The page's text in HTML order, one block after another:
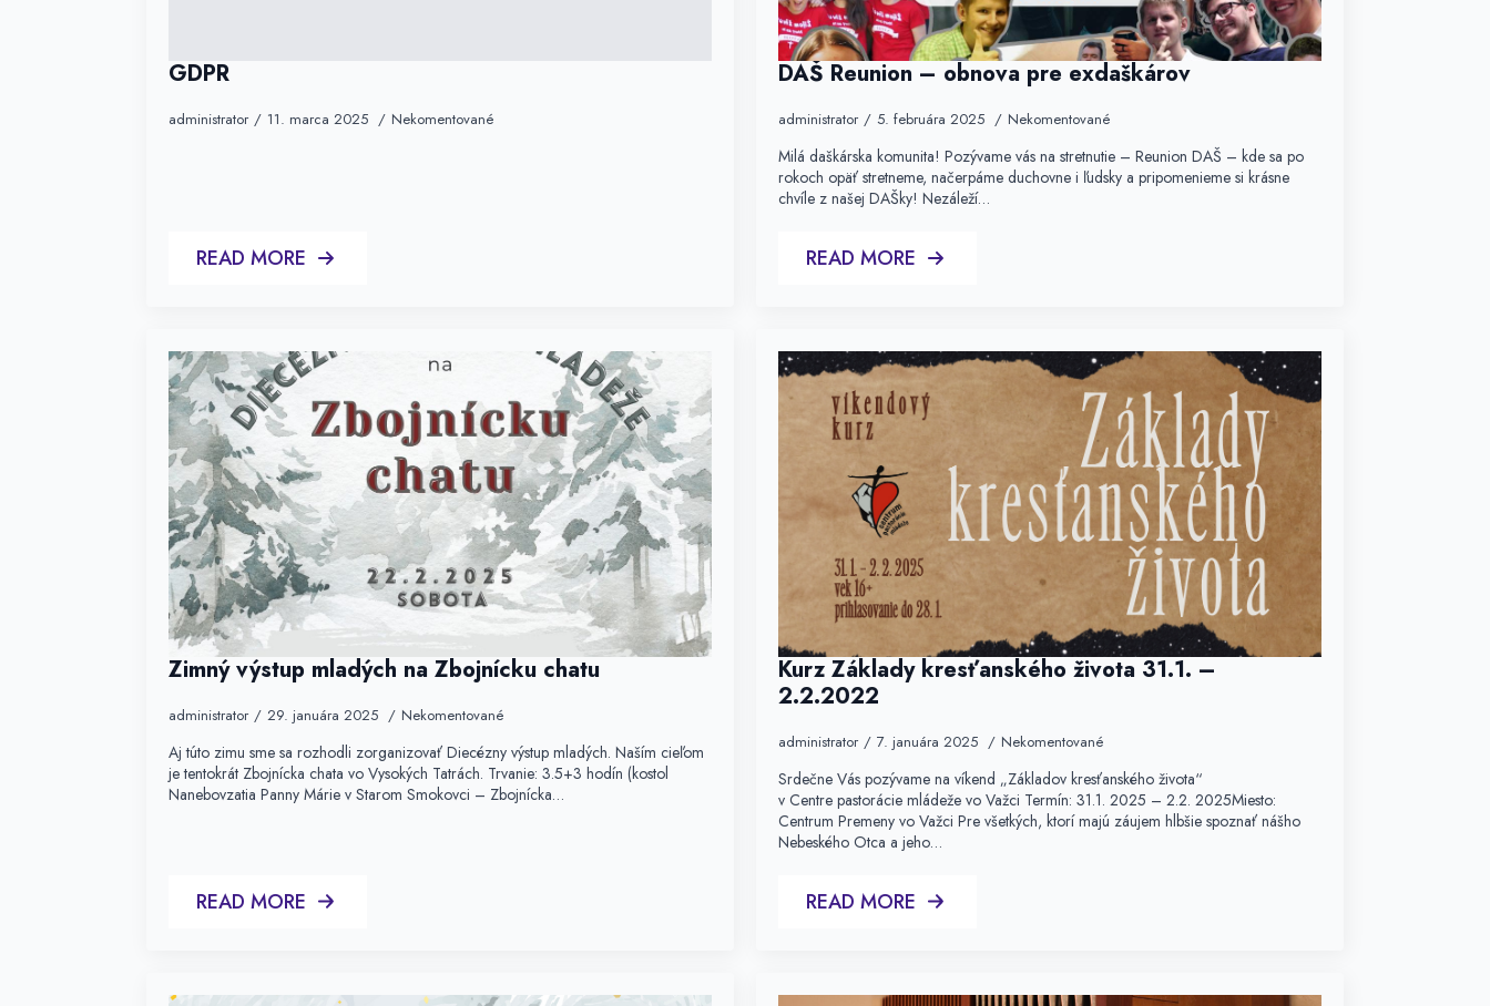
GDPR
administrator 11. marca 2025 Nekomentované
READ MORE
DAŠ Reunion – obnova pre exdaškárov
administrator 5. februára 2025 Nekomentované
Milá daškárska komunita! Pozývame vás na stretnutie – Reunion DAŠ – kde sa po
rokoch opäť stretneme, načerpáme duchovne i ľudsky a pripomenieme si krásne
chvíle z našej DAŠky! Nezáleží…
READ MORE
Zimný výstup mladých na Zbojnícku chatu
administrator 29. januára 2025 Nekomentované
Aj túto zimu sme sa rozhodli zorganizovať Diecézny výstup mladých. Naším cieľom
je tentokrát Zbojnícka chata vo Vysokých Tatrách. Trvanie: 3.5+3 hodín (kostol
Nanebovzatia Panny Márie v Starom Smokovci – Zbojnícka…
READ MORE
Kurz Základy kresťanského života 31.1. –
2.2.2022
administrator 7. januára 2025 Nekomentované
Srdečne Vás pozývame na víkend „Základov kresťanského života“
v Centre pastorácie mládeže vo Važci Termín: 31.1. 2025 – 2.2. 2025Miesto:
Centrum Premeny vo Važci Pre všetkých, ktorí majú záujem hlbšie spoznať nášho
Nebeského Otca a jeho…
READ MORE